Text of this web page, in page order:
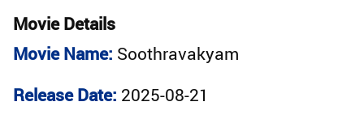
Movie Details
Movie Name: Soothravakyam
Release Date: 2025-08-21